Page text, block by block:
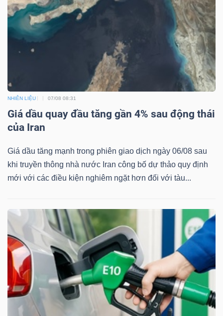
NHIÊN LIỆU 07/08 08:31
Giá dầu quay đầu tăng gần 4% sau động thái
của Iran
Giá dầu tăng mạnh trong phiên giao dịch ngày 06/08 sau
khi truyền thông nhà nước Iran công bố dự thảo quy định
mới với các điều kiện nghiêm ngặt hơn đối với tàu...
Tất cả Cổ phiếu Chứng chỉ quỹ Chứng
Lãnh
đạo
Tất cả Người nội bộ Người liên quan Cổ đông lớn
Tin
tức
(-)
Bài
của
giả
(-)
Báo
cáo
phân